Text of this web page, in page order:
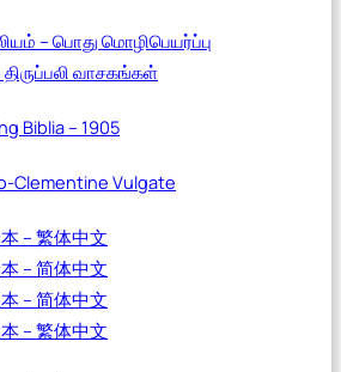
– பொது மொழிபெயர்ப்பு
வாசகங்கள்
Biblia – 1905
Clementine Vulgate
– 繁体中文
– 简体中文
– 简体中文
– 繁体中文